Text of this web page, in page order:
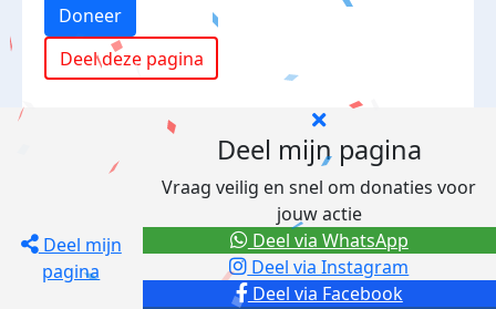
Doneer
Deel deze pagina
Deel mijn
pagina
Deel mijn pagina
Vraag veilig en snel om donaties voor
jouw actie
Deel via Facebook
Deel via Instagram
Deel via WhatsApp